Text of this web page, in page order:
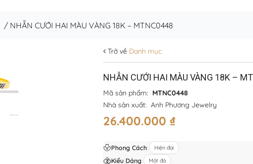
/ NHẪN CƯỚI HAI MÀU VÀNG 18K – MTNC0448
Trở về Danh mục
NHẪN CƯỚI HAI MÀU VÀNG 18K –
Mã sản phẩm: MTNC0448
Nhà sản xuất: Anh Phương Jewelry
26.400.000 ₫
Phong Cách: Hiện đại
Kiểu Dáng: Một đá